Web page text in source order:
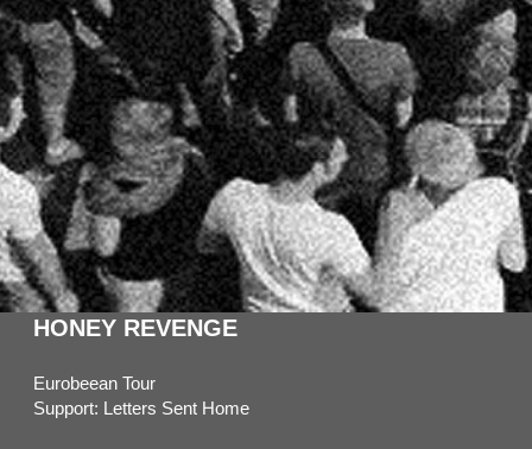
HONEY REVENGE
Eurobeean Tour
Support: Letters Sent Home